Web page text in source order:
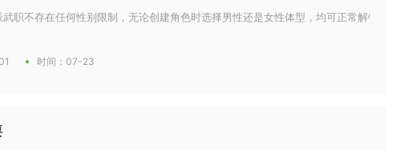
武职不存在任何性别限制，无论创建角色时选择男性还是女性体型，均可正常解锁、晋
时间：07-23